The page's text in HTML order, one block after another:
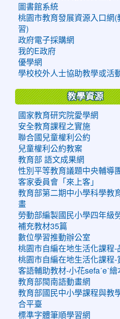
圖書館系統
桃園市教育發展資源入口網(
習)
政府電子採購網
我的E政府
優學網
學校校外人士協助教學或活
教學資源
國家教育研究院愛學網
安全教育課程之實施
聯合國兒童權利公約
兒童權利公約教案
教育部 語文成果網
性別平等教育議題中央輔導
客家委員會「來上客」
教育部第二期中小學科學教
畫
勞動部編製國民小學四年級
補充教材35篇
數位學習推動辦公室
桃園市自編在地生活化課程-
桃園市自編在地生活化課程-
客語輔助教材-小花sefaˊeˋ繪
教育部閩南語動畫網
教育部國民中小學課程與教
合平臺
標準字體筆順學習網